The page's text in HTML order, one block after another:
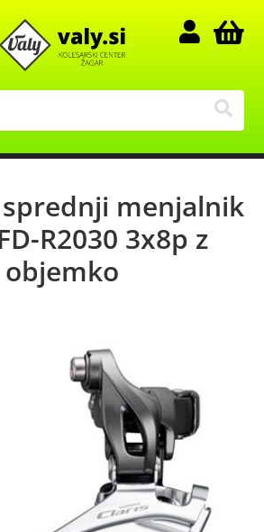
menjalnik
R2030 3x8p z
objemko